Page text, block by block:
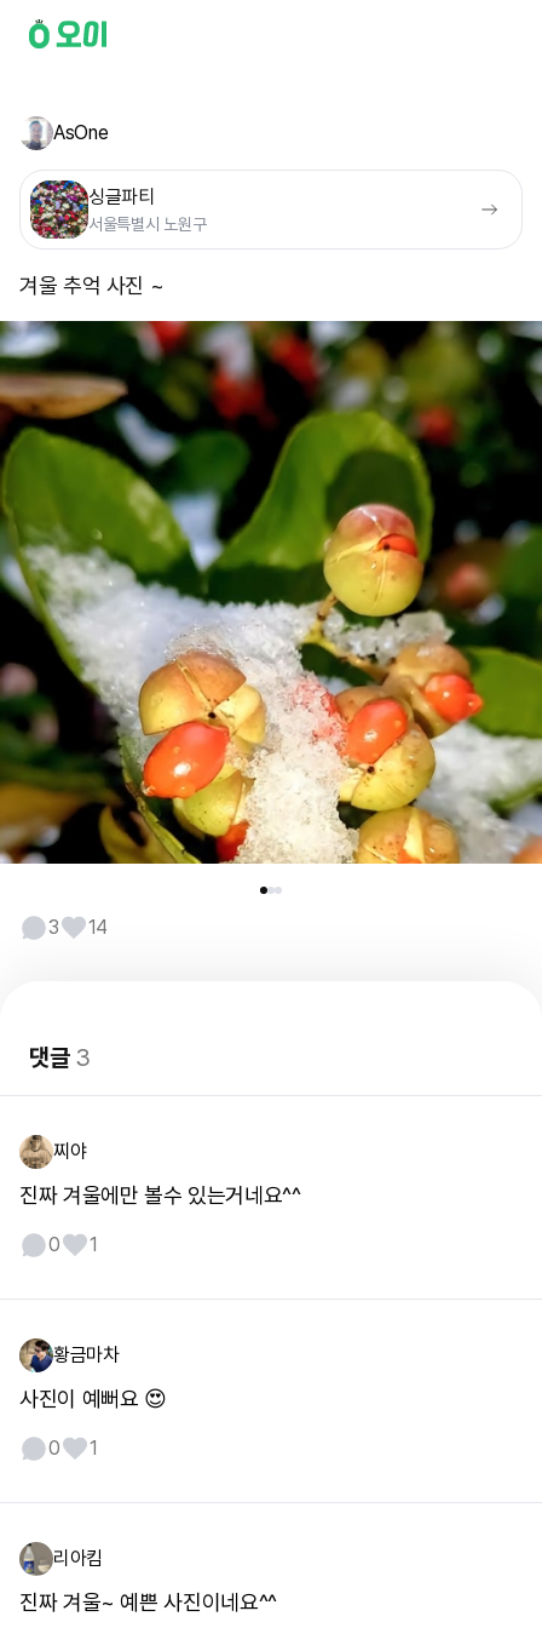
AsOne
싱글파티
서울특별시 노원구
겨울 추억 사진 ~
3 14
댓글3
찌야
진짜 겨울에만 볼수 있는거네요^^
0 1
황금마차
사진이 예뻐요 😍
0 1
리아킴
진짜 겨울~ 예쁜 사진이네요^^